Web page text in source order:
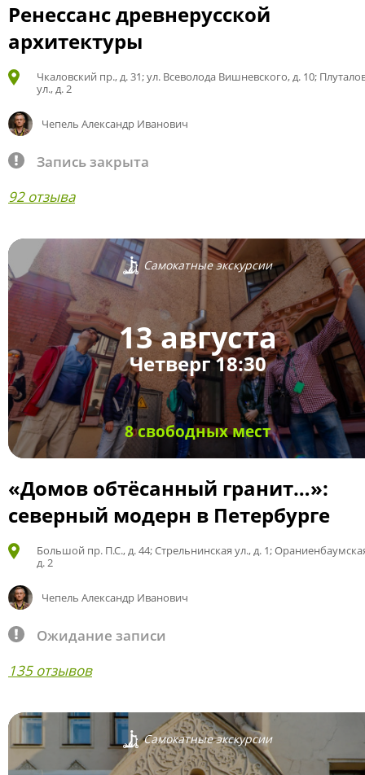
Ренессанс древнерусской
архитектуры
Чкаловский пр., д. 31; ул. Всеволода Вишневского, д. 10;
ул., д. 2
Чепель Александр Иванович
Запись закрыта
92 отзыва
Самокатные экскурсии
13 августа
Четверг 18:30
8 свободных мест
«Домов обтёсанный гранит…»:
северный модерн в Петербурге
Большой пр. П.С., д. 44; Стрельнинская ул., д. 1;
д. 2
Чепель Александр Иванович
Ожидание записи
135 отзывов
Самокатные экскурсии